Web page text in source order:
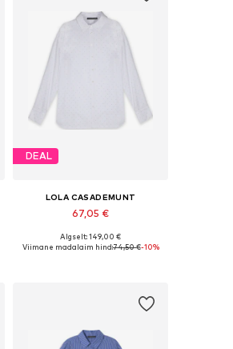
DEAL
LOLA CASADEMUNT
67,05 €
Saadaolevad suurused: XS, S, XL
Algselt: 149,00 €
Viimane madalaim hind:74,50 €-10%